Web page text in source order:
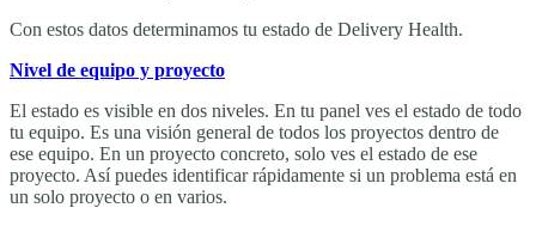
Con estos datos determinamos tu estado de Delivery Health.
Nivel de equipo y proyecto
El estado es visible en dos niveles. En tu panel ves el estado de todo
tu equipo. Es una visión general de todos los proyectos dentro de
ese equipo. En un proyecto concreto, solo ves el estado de ese
proyecto. Así puedes identificar rápidamente si un problema está en
un solo proyecto o en varios.